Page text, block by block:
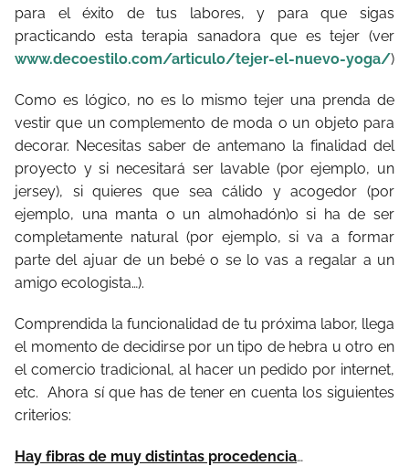
para el éxito de tus labores, y para que sigas
practicando esta terapia sanadora que es tejer (ver
www.decoestilo.com/articulo/tejer-el-nuevo-yoga/)
Como es lógico, no es lo mismo tejer una prenda de
vestir que un complemento de moda o un objeto para
decorar. Necesitas saber de antemano la finalidad del
proyecto y si necesitará ser lavable (por ejemplo, un
jersey), si quieres que sea cálido y acogedor (por
ejemplo, una manta o un almohadón)o si ha de ser
completamente natural (por ejemplo, si va a formar
parte del ajuar de un bebé o se lo vas a regalar a un
amigo ecologista…).
Comprendida la funcionalidad de tu próxima labor, llega
el momento de decidirse por un tipo de hebra u otro en
el comercio tradicional, al hacer un pedido por internet,
etc. Ahora sí que has de tener en cuenta los siguientes
criterios:
Hay fibras de muy distintas procedencia…